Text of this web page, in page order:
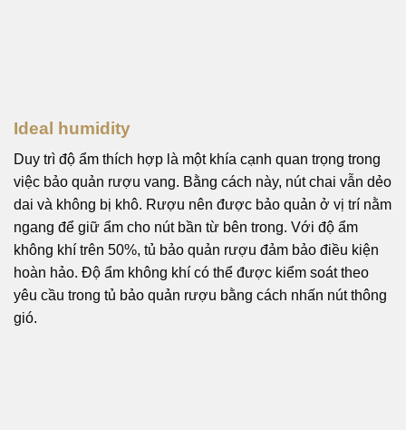
Ideal humidity
Duy trì độ ẩm thích hợp là một khía cạnh quan trọng trong
việc bảo quản rượu vang. Bằng cách này, nút chai vẫn dẻo
dai và không bị khô. Rượu nên được bảo quản ở vị trí nằm
ngang để giữ ẩm cho nút bần từ bên trong. Với độ ẩm
không khí trên 50%, tủ bảo quản rượu đảm bảo điều kiện
hoàn hảo. Độ ẩm không khí có thể được kiểm soát theo
yêu cầu trong tủ bảo quản rượu bằng cách nhấn nút thông
gió.